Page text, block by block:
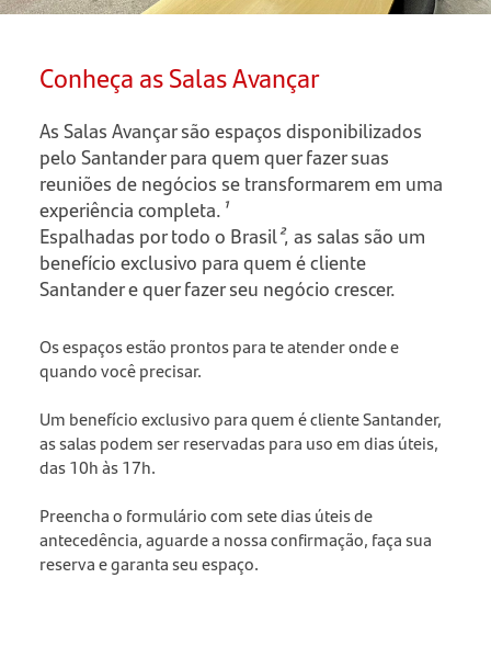
Conheça as Salas Avançar
As Salas Avançar são espaços disponibilizados
pelo Santander para quem quer fazer suas
reuniões de negócios se transformarem em uma
experiência completa.¹
Espalhadas por todo o Brasil², as salas são um
benefício exclusivo para quem é cliente
Santander e quer fazer seu negócio crescer.
Os espaços estão prontos para te atender onde e
quando você precisar.
Um benefício exclusivo para quem é cliente Santander,
as salas podem ser reservadas para uso em dias úteis,
das 10h às 17h.
Preencha o formulário com sete dias úteis de
antecedência, aguarde a nossa confirmação, faça sua
reserva e garanta seu espaço.